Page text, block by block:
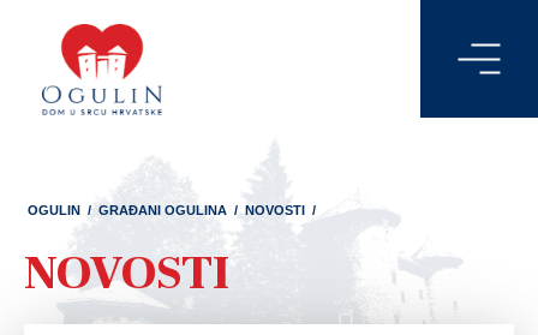
OGULIN / GRAĐANI OGULINA / NOVOSTI /
NOVOSTI